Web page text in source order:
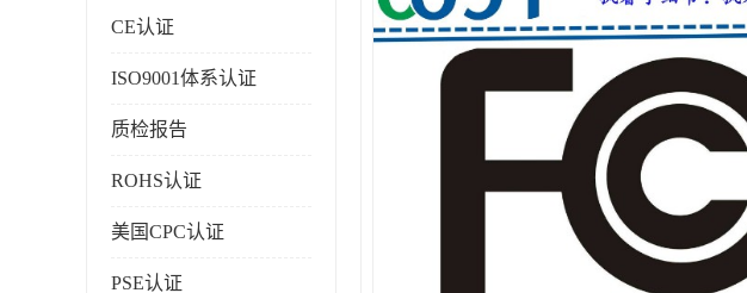
CE认证
ISO9001体系认证
质检报告
ROHS认证
美国CPC认证
PSE认证